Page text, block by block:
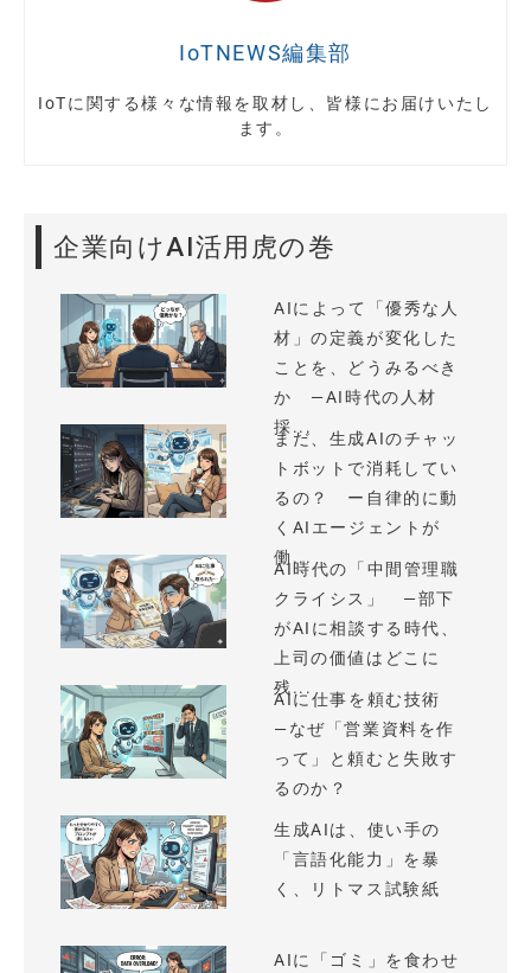
IoTNEWS編集部
IoTに関する様々な情報を取材し、皆様にお届けいたし
ます。
企業向けAI活用虎の巻
AIによって「優秀な人
材」の定義が変化した
ことを、どうみるべき
か —AI時代の人材
採...
まだ、生成AIのチャッ
トボットで消耗してい
るの？ ー自律的に動
くAIエージェントが
働...
AI時代の「中間管理職
クライシス」 —部下
がAIに相談する時代、
上司の価値はどこに
残...
AIに仕事を頼む技術
—なぜ「営業資料を作
って」と頼むと失敗す
るのか？
生成AIは、使い手の
「言語化能力」を暴
く、リトマス試験紙
AIに「ゴミ」を食わせ